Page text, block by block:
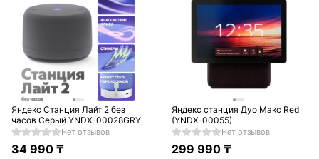
Яндекс Станция Лайт 2 без
часов Серый YNDX-00028GRY
Нет отзывов
34 990₸
Яндекс станция Дуо Макс Red
(YNDX-00055)
Нет отзывов
299 990 ₸